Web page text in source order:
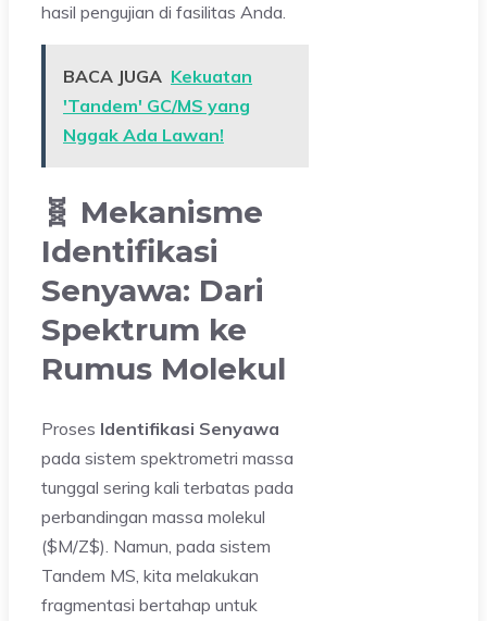
hasil pengujian di fasilitas Anda.
BACA JUGA Kekuatan
'Tandem' GC/MS yang
Nggak Ada Lawan!
🧬 Mekanisme
Identifikasi
Senyawa: Dari
Spektrum ke
Rumus Molekul
Proses Identifikasi Senyawa
pada sistem spektrometri massa
tunggal sering kali terbatas pada
perbandingan massa molekul
($M/Z$). Namun, pada sistem
Tandem MS, kita melakukan
fragmentasi bertahap untuk